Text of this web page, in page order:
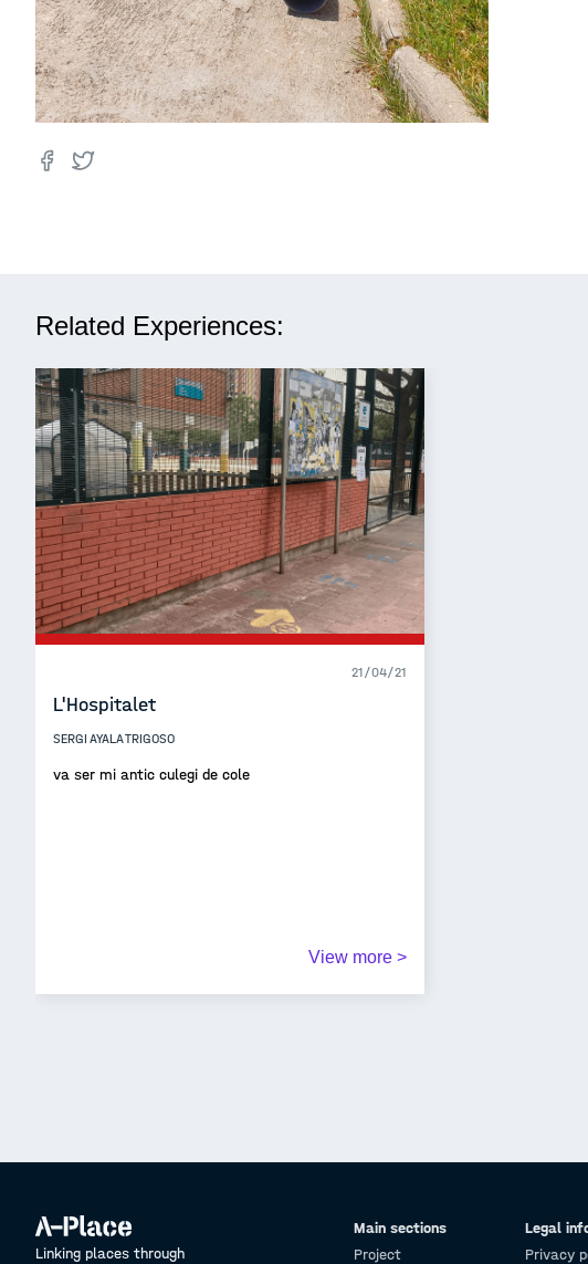
Related Experiences:
21/04/21
L'Hospitalet
SERGI AYALA TRIGOSO
va ser mi antic culegi de cole
View more >
Linking places through
Main sections
Project
Legal
Privacy